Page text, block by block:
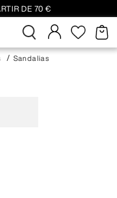
DE 70 €
Sandalias